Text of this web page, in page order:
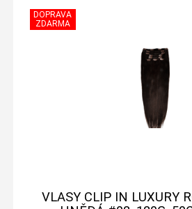
VLASY CLIP IN LUXURY